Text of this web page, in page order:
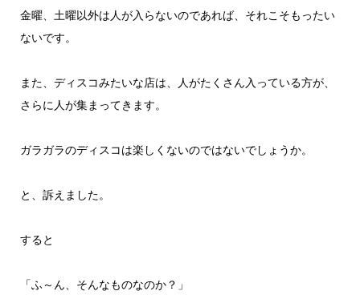
金曜、土曜以外は人が入らないのであれば、それこそもったい
ないです。
また、ディスコみたいな店は、人がたくさん入っている方が、
さらに人が集まってきます。
ガラガラのディスコは楽しくないのではないでしょうか。
と、訴えました。
すると
「ふ～ん、そんなものなのか？」